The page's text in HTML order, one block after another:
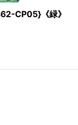
CP05}《緑》